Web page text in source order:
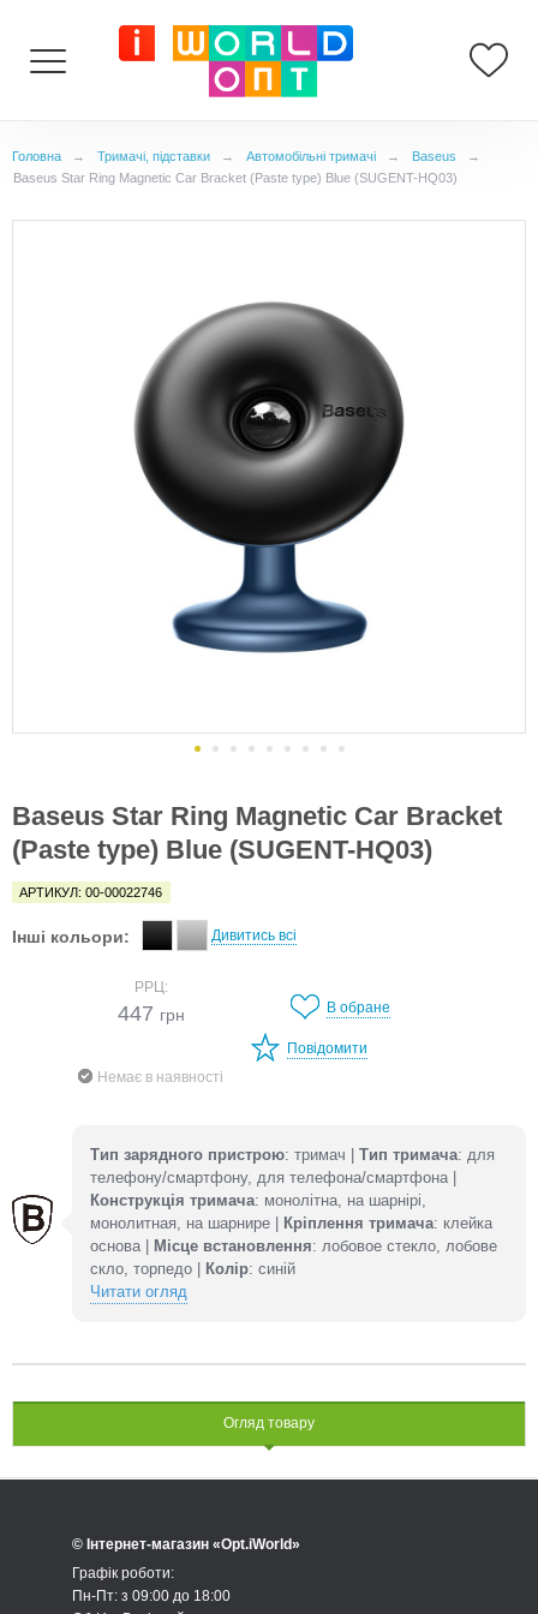
Головна → Тримачі, підставки → Автомобільні тримачі → Baseus
→
Baseus Star Ring Magnetic Car Bracket (Paste type) Blue (SUGENT-HQ03)
Baseus Star Ring Magnetic Car Bracket
(Paste type) Blue (SUGENT-HQ03)
АРТИКУЛ: 00-00022746
Інші кольори: Дивитись всі
РРЦ:
447 грн
Немає в наявності
В обране
Повідомити
Тип зарядного пристрою: тримач | Тип тримача: для
телефону/смартфону, для телефона/смартфона |
Конструкція тримача: монолітна, на шарнірі,
монолитная, на шарнире |
Кріплення тримача: клейка
основа |
Місце встановлення: лобовое стекло, лобове
скло, торпедо |
Колір: синій
Читати огляд
Огляд товару
© Інтернет-магазин «Opt.iWorld»
Графік роботи:
Пн-Пт: з 09:00 до 18:00